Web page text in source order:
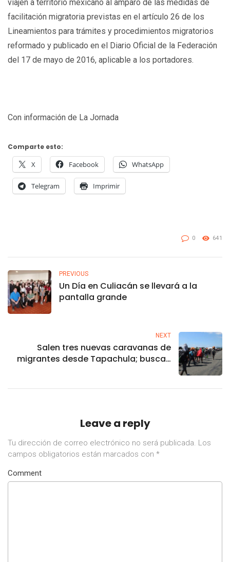
viajen a territorio mexicano al amparo de las medidas de
facilitación migratoria previstas en el artículo 26 de los
Lineamientos para trámites y procedimientos migratorios
reformado y publicado en el Diario Oficial de la Federación
del 17 de mayo de 2016, aplicable a los portadores.
Con información de La Jornada
Comparte esto:
X Facebook WhatsApp
Telegram Imprimir
0 641
PREVIOUS
Un Día en Culiacán se llevará a la
pantalla grande
NEXT
Salen tres nuevas caravanas de
migrantes desde Tapachula; buscan
Leave a reply
Tu dirección de correo electrónico no será publicada. Los
campos obligatorios están marcados con *
Comment